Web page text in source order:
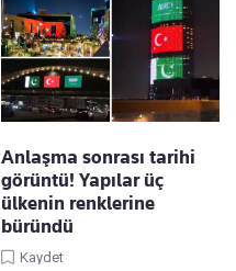
Anlaşma sonrası tarihi
görüntü! Yapılar üç
ülkenin renklerine
büründü
Kaydet